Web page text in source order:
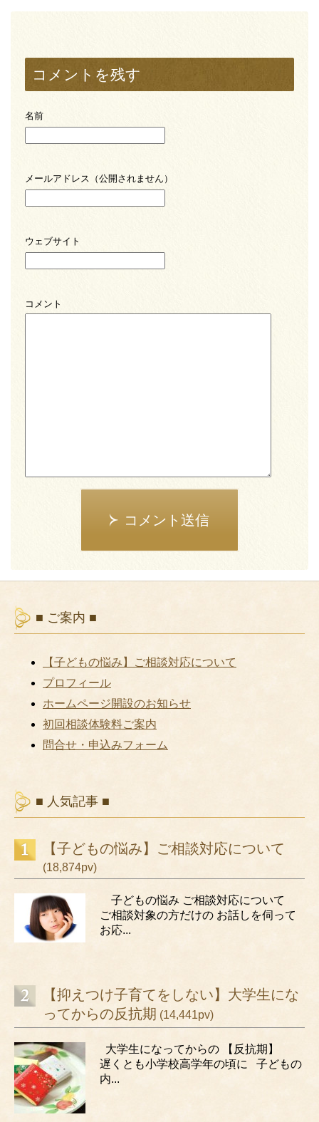
コメントを残す
名前
メールアドレス（公開されません）
ウェブサイト
コメント
コメント送信
■ ご案内 ■
【子どもの悩み】ご相談対応について
プロフィール
ホームページ開設のお知らせ
初回相談体験料ご案内
問合せ・申込みフォーム
■ 人気記事 ■
【子どもの悩み】ご相談対応について
(18,874pv)
子どもの悩み ご相談対応について
ご相談対象の方だけの お話しを伺って
お応...
【抑えつけ子育てをしない】大学生にな
ってからの反抗期 (14,441pv)
大学生になってからの 【反抗期】
遅くとも小学校高学年の頃に 子どもの
内...